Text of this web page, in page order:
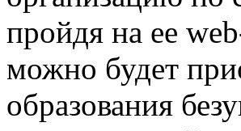
пройдя на ее
можно будет
образования